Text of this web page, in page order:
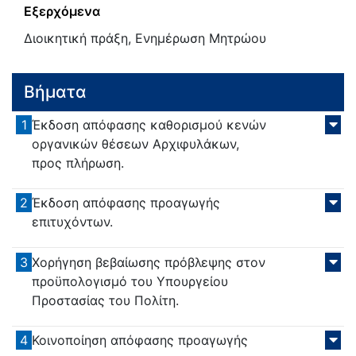
Εξερχόμενα
Διοικητική πράξη, Ενημέρωση Μητρώου
Βήματα
1 Έκδοση απόφασης καθορισμού κενών
οργανικών θέσεων Αρχιφυλάκων,
προς πλήρωση.
2 Έκδοση απόφασης προαγωγής
επιτυχόντων.
3 Χορήγηση βεβαίωσης πρόβλεψης στον
προϋπολογισμό του Υπουργείου
Προστασίας του Πολίτη.
4 Κοινοποίηση απόφασης προαγωγής